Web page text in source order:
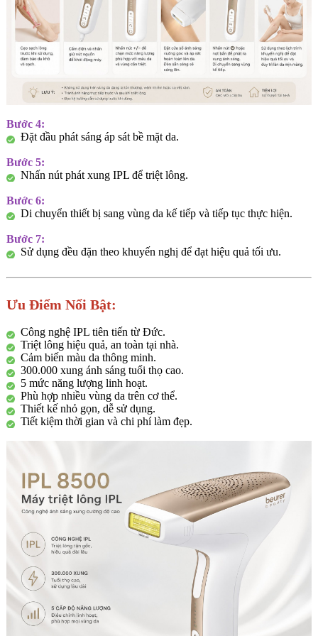
Bước 4:
Đặt đầu phát sáng áp sát bề mặt da.
Bước 5:
Nhấn nút phát xung IPL để triệt lông.
Bước 6:
Di chuyển thiết bị sang vùng da kế tiếp và tiếp tục thực hiện.
Bước 7:
Sử dụng đều đặn theo khuyến nghị để đạt hiệu quả tối ưu.
Ưu Điểm Nổi Bật:
Công nghệ IPL tiên tiến từ Đức.
Triệt lông hiệu quả, an toàn tại nhà.
Cảm biến màu da thông minh.
300.000 xung ánh sáng tuổi thọ cao.
5 mức năng lượng linh hoạt.
Phù hợp nhiều vùng da trên cơ thể.
Thiết kế nhỏ gọn, dễ sử dụng.
Tiết kiệm thời gian và chi phí làm đẹp.